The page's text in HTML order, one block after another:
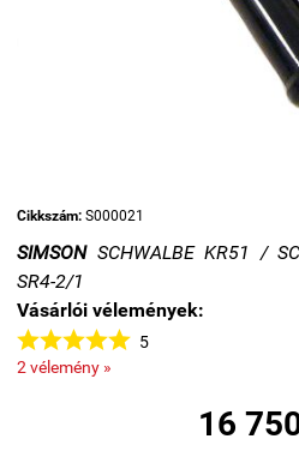
Cikkszám: S000021
SIMSONSCHWALBE KR51 /
SR4-2/1
Vásárlói vélemények:
 5
2 vélemény »
16